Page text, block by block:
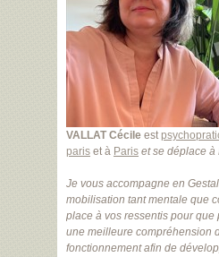
VALLAT Cécile est
paris et à Paris et se déplace à
Je vous accompagne en
mobilisation tant mentale que
place à vos ressentis pour que
une meilleure compréhension
fonctionnement afin de